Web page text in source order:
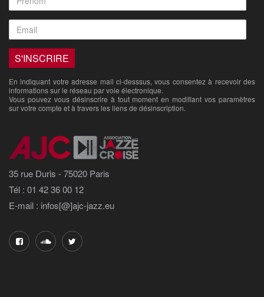
En indiquant votre adresse mail ci-desssus, vous consentez à recevoir des
informations sur le réseau par voie électronique.
Vous pouvez vous désinscrire à tout moment en modifiant vos paramètres
sur votre compte et à travers les liens de désinscription.
35 rue Duris - 75020 Paris
Tél : 01 42 36 00 12
E-mail : infos[@]ajc-jazz.eu